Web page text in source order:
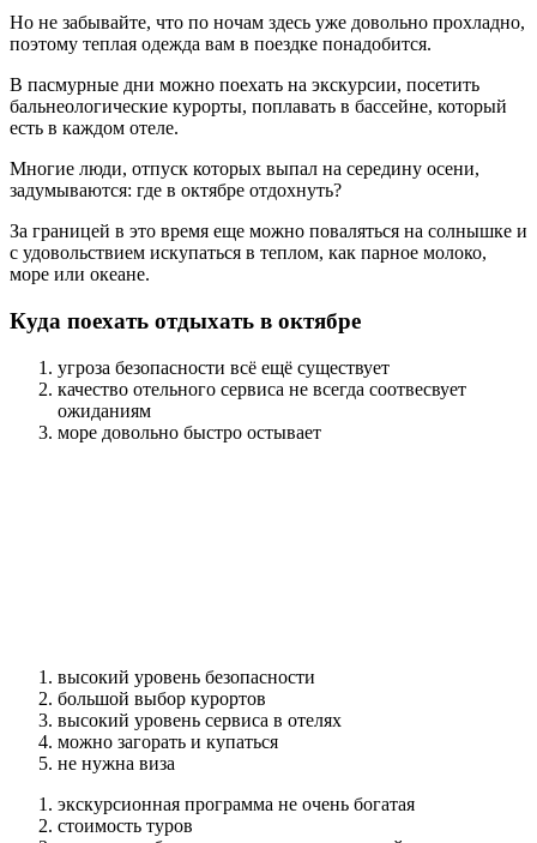
Но не забывайте, что по ночам здесь уже довольно прохладно,
поэтому теплая одежда вам в поездке понадобится.
В пасмурные дни можно поехать на экскурсии, посетить
бальнеологические курорты, поплавать в бассейне, который
есть в каждом отеле.
Многие люди, отпуск которых выпал на середину осени,
задумываются: где в октябре отдохнуть?
За границей в это время еще можно поваляться на солнышке и
с удовольствием искупаться в теплом, как парное молоко,
море или океане.
Куда поехать отдыхать в октябре
угроза безопасности всё ещё существует
качество отельного сервиса не всегда соотвесвует
ожиданиям
море довольно быстро остывает
высокий уровень безопасности
большой выбор курортов
высокий уровень сервиса в отелях
можно загорать и купаться
не нужна виза
экскурсионная программа не очень богатая
стоимость туров